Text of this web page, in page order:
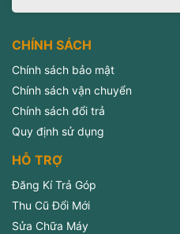
CHÍNH SÁCH
Chính sách bảo mật
Chính sách vận chuyển
Chính sách đổi trả
Quy định sử dụng
HỖ TRỢ
Đăng Kí Trả Góp
Thu Cũ Đổi Mới
Sửa Chữa Máy